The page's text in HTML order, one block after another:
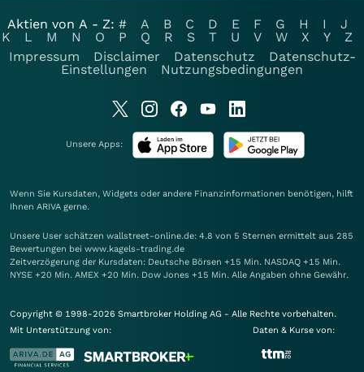
Aktien von A - Z: # A B C D E F G H I
J
K
L M N O P Q R S T U V W X Y
Z
Impressum
Disclaimer Datenschutz
Datenschutz-
Einstellungen
Nutzungsbedingungen
Unsere Apps:
Wenn Sie Kursdaten, Widgets oder andere Finanzinformationen benötigen, hilft
Ihnen ARIVA gerne.
Unsere User schätzen wallstreet-online.de: 4.8 von 5 Sternen ermittelt aus 285
Bewertungen bei www.kagels-trading.de
Zeitverzögerung der Kursdaten: Deutsche Börsen +15 Min. NASDAQ +15 Min.
NYSE +20 Min. AMEX +20 Min. Dow Jones +15 Min. Alle Angaben ohne Gewähr.
Copyright © 1998-2026 Smartbroker Holding AG - Alle Rechte vorbehalten.
Mit Unterstützung von:
Daten & Kurse von: